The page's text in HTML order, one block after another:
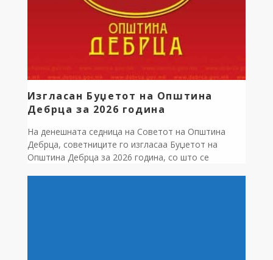
подготвени од учениците на предновогодишните
работилници – доказ за нивната […]
Изгласан Буџетот на Општина
Дебрца за 2026 година
На денешната седница на Советот на Општина
Дебрца, советниците го изгласаа Буџетот на
Општина Дебрца за 2026 година, со што се